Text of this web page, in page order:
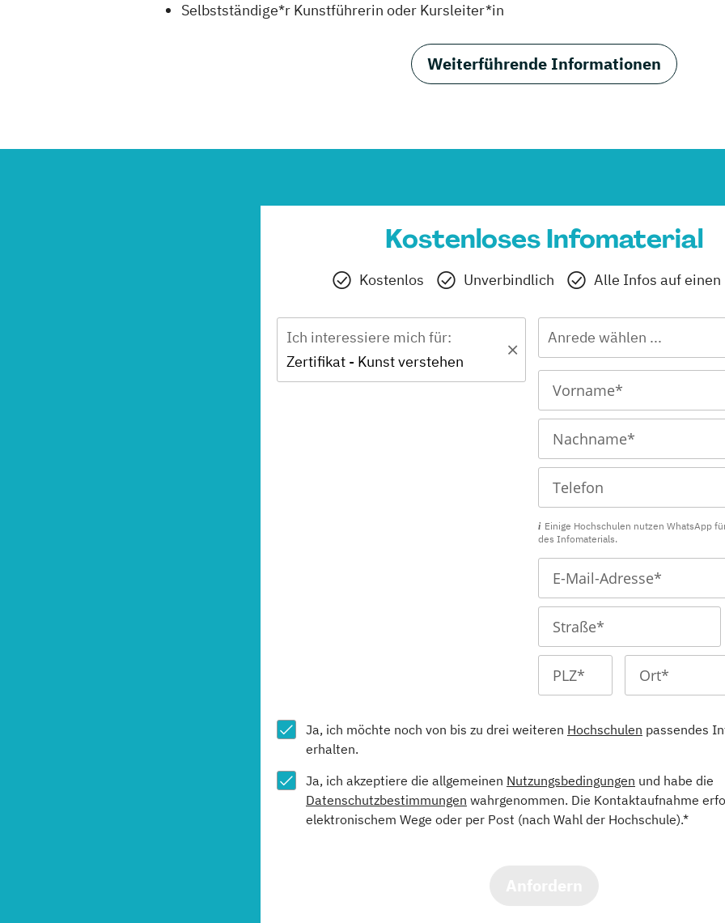
Selbstständige*r Kunstführerin oder Kursleiter*in
Weiterführende Informationen
Kostenloses Infomaterial
Kostenlos Unverbindlich Alle Infos auf einen
Ich interessiere mich für:
Zertifikat - Kunst verstehen
Anrede wählen ...
Einige Hochschulen nutzen WhatsApp
des Infomaterials.
Ja, ich möchte noch von bis zu drei weiteren Hochschulen passendes
erhalten.
Ja, ich akzeptiere die allgemeinen Nutzungsbedingungen und habe die
Datenschutzbestimmungen wahrgenommen. Die Kontaktaufnahme
elektronischem Wege oder per Post (nach Wahl der Hochschule).*